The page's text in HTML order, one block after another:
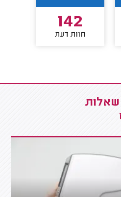
142
חוות דעת
שאלות